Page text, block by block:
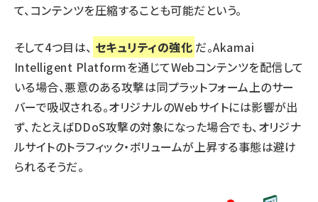
て、コンテンツを圧縮することも可能だという。
そして4つ目は、 セキュリティの強化 だ。Akamai
Intelligent Platformを通じてWebコンテンツを配信して
いる場合、悪意のある攻撃は同プラットフォーム上のサー
バーで吸収される。オリジナルのWebサイトには影響が出
ず、たとえばDDoS攻撃の対象になった場合でも、オリジナ
ルサイトのトラフィック・ボリュームが上昇する事態は避け
られるそうだ。